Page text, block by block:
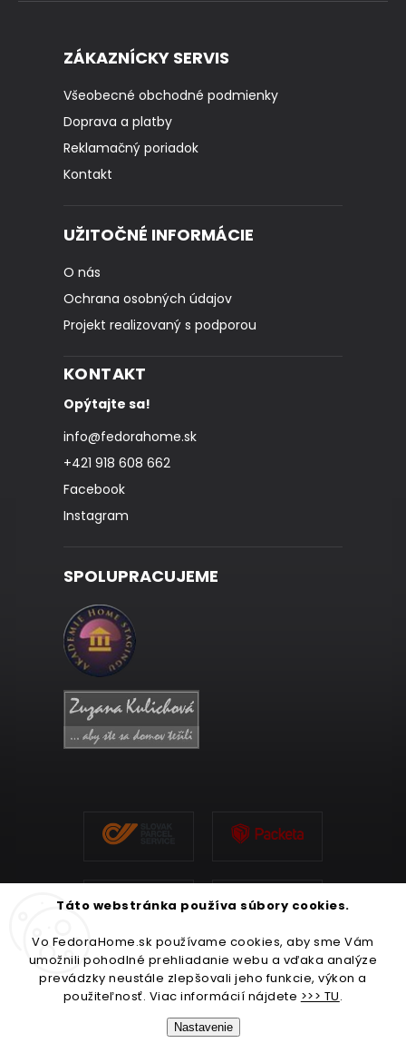
Táto webstránka používa súbory cookies.
Vo FedoraHome.sk používame cookies, aby sme Vám
umožnili pohodlné prehliadanie webu a vďaka analýze
prevádzky neustále zlepšovali jeho funkcie, výkon a
použiteľnosť. Viac informácií nájdete >>> TU.
Nastavenie
ZÁKAZNÍCKY SERVIS
Všeobecné obchodné podmienky
Doprava a platby
Reklamačný poriadok
Kontakt
UŽITOČNÉ INFORMÁCIE
O nás
Ochrana osobných údajov
Projekt realizovaný s podporou
KONTAKT
Opýtajte sa!
info@fedorahome.sk
+421 918 608 662
Facebook
Instagram
SPOLUPRACUJEME